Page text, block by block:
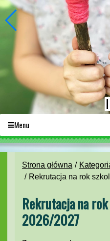
Menu
Strona główna
Rekrutacja na rok
Rekrutacja na
2026/2027